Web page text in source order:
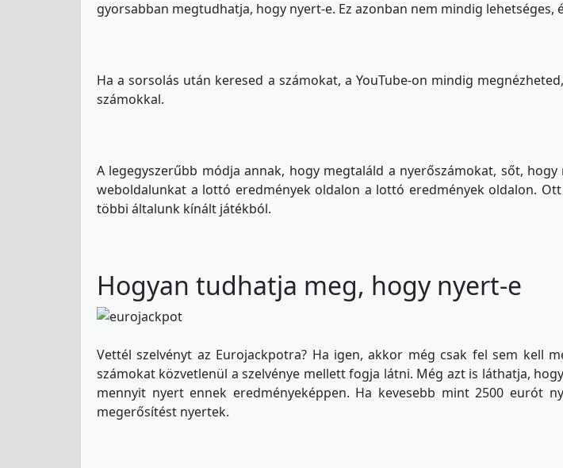
gyorsabban megtudhatja, hogy nyert-e. Ez azonban nem mindig lehetséges,
Ha a sorsolás után keresed a számokat, a YouTube-on mindig
számokkal.
A legegyszerűbb módja annak, hogy megtaláld a nyerőszámokat, sőt,
weboldalunkat a lottó eredmények oldalon a lottó eredmények oldalon.
többi általunk kínált játékból.
Hogyan tudhatja meg, hogy nyert-e
Vettél szelvényt az Eurojackpotra? Ha igen, akkor még csak fel sem kell
számokat közvetlenül a szelvénye mellett fogja látni. Még azt is láthatja,
mennyit nyert ennek eredményeképpen. Ha kevesebb mint 2500 eurót
megerősítést nyertek.